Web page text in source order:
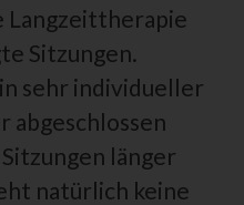
Langzeittherapie
Sitzungen.
sehr individueller
abgeschlossen
länger
natürlich keine